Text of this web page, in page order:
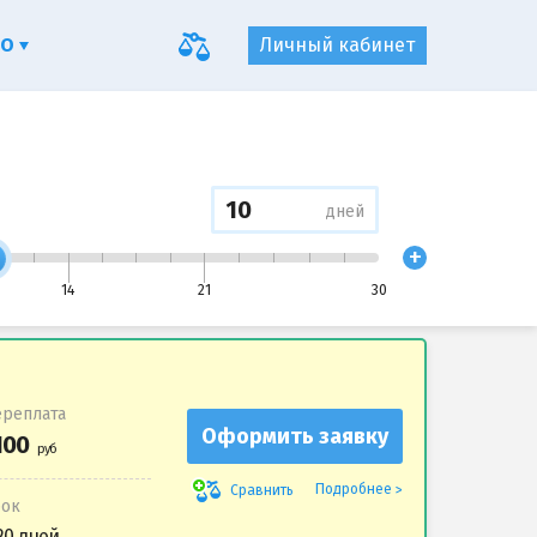
дней
14 21 30
+
Оформить заявку
Сравнить Подробнее
Личный кабинет